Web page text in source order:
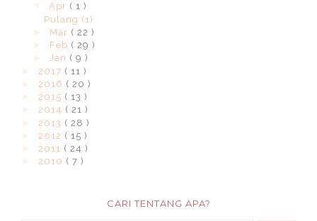
Apr ( 1 )
Pulang (1)
Mar ( 22 )
Feb ( 29 )
Jan ( 9 )
2017 ( 11 )
2016 ( 20 )
2015 ( 13 )
2014 ( 21 )
2013 ( 28 )
2012 ( 15 )
2011 ( 24 )
2010 ( 7 )
CARI TENTANG APA?